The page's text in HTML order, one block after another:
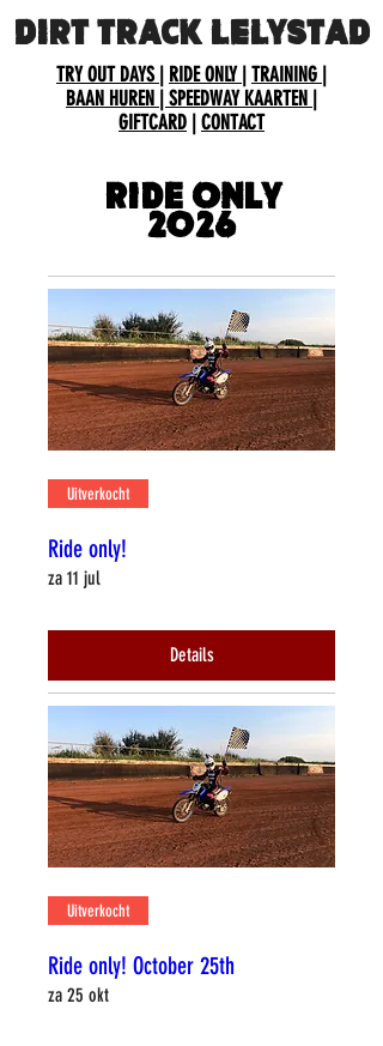
DIRT TRACK LELYSTAD
TRY OUT DAYS RIDE ONLY TRAINING
BAAN HUREN
| SPEEDWAY KAARTEN
GIFTCARD CONTACT
Ride only
2026
Uitverkocht
Ride only!
za 11 jul
Details
Uitverkocht
Ride only! October 25th
za 25 okt